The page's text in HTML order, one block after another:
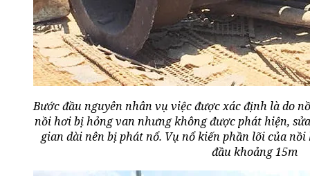
Bước đầu nguyên nhân vụ việc được xác định là do
nồi hơi bị hỏng van nhưng không được phát hiện,
gian dài nên bị phát nổ. Vụ nổ kiến phần lõi của
đầu khoảng 15m